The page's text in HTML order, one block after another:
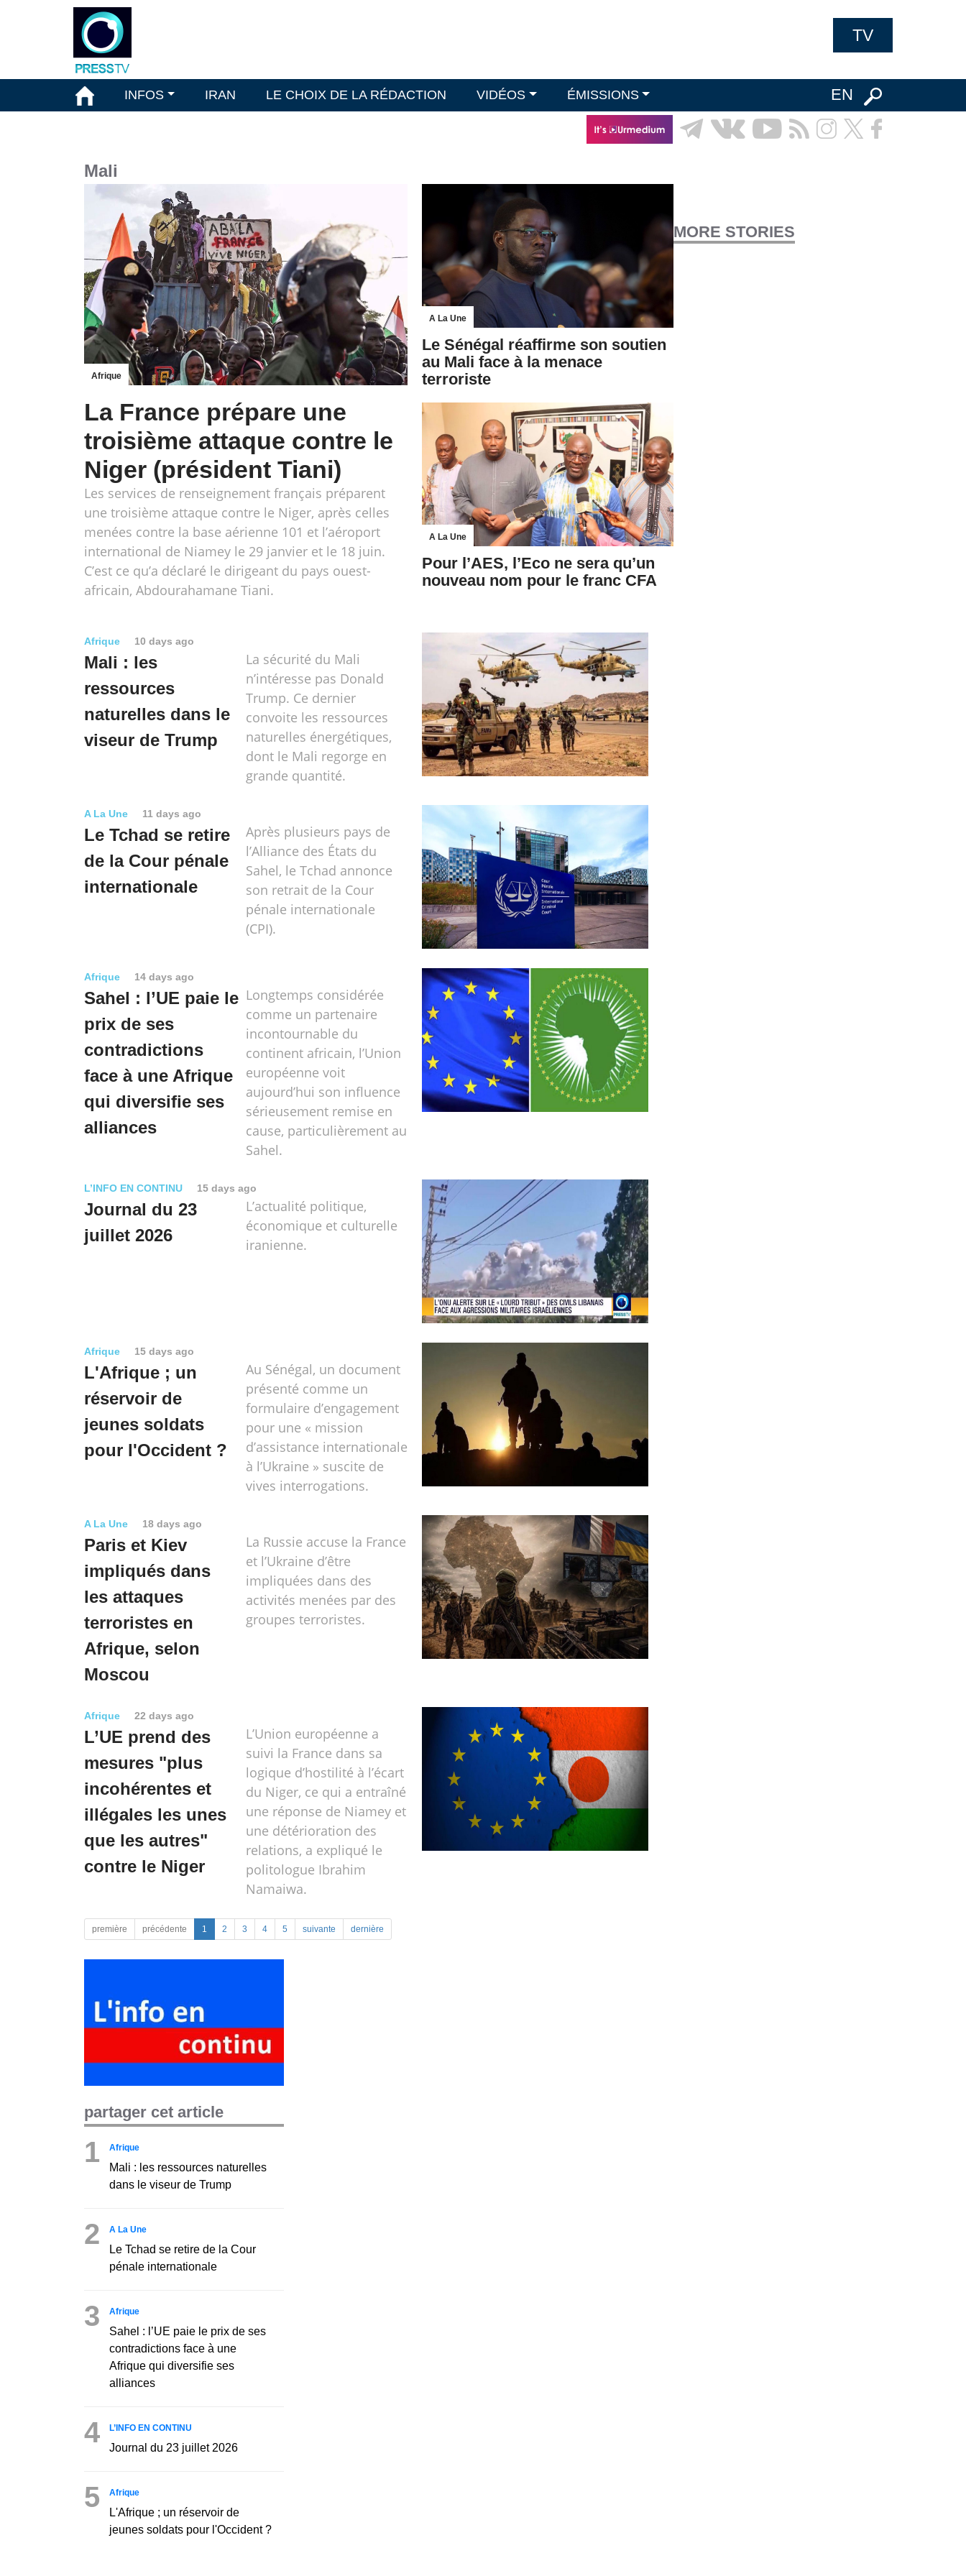
TV
INFOS IRAN LE CHOIX DE LA RÉDACTION VIDÉOS ÉMISSIONS EN
Mali
Afrique
La France prépare une
troisième attaque contre le
Niger (président Tiani)
Les services de renseignement français préparent
une troisième attaque contre le Niger, après celles
menées contre la base aérienne 101 et l’aéroport
international de Niamey le 29 janvier et le 18 juin.
C’est ce qu’a déclaré le dirigeant du pays ouest-
africain, Abdourahamane Tiani.
A La Une
Le Sénégal réaffirme son soutien
au Mali face à la menace
terroriste
A La Une
Pour l’AES, l’Eco ne sera qu’un
nouveau nom pour le franc CFA
MORE STORIES
Afrique 10 days ago
Mali : les
ressources
naturelles dans le
viseur de Trump
La sécurité du Mali
n’intéresse pas Donald
Trump. Ce dernier
convoite les ressources
naturelles énergétiques,
dont le Mali regorge en
grande quantité.
A La Une 11 days ago
Le Tchad se retire
de la Cour pénale
internationale
Après plusieurs pays de
l’Alliance des États du
Sahel, le Tchad annonce
son retrait de la Cour
pénale internationale
(CPI).
Afrique 14 days ago
Sahel : l’UE paie le
prix de ses
contradictions
face à une Afrique
qui diversifie ses
alliances
Longtemps considérée
comme un partenaire
incontournable du
continent africain, l’Union
européenne voit
aujourd’hui son influence
sérieusement remise en
cause, particulièrement au
Sahel.
L’INFO EN CONTINU 15 days ago
Journal du 23
juillet 2026
L’actualité politique,
économique et culturelle
iranienne.
Afrique 15 days ago
L'Afrique ; un
réservoir de
jeunes soldats
pour l'Occident ?
Au Sénégal, un document
présenté comme un
formulaire d’engagement
pour une « mission
d’assistance internationale
à l’Ukraine » suscite de
vives interrogations.
A La Une 18 days ago
Paris et Kiev
impliqués dans
les attaques
terroristes en
Afrique, selon
Moscou
La Russie accuse la France
et l’Ukraine d’être
impliquées dans des
activités menées par des
groupes terroristes.
Afrique 22 days ago
L’UE prend des
mesures "plus
incohérentes et
illégales les unes
que les autres"
contre le Niger
L’Union européenne a
suivi la France dans sa
logique d’hostilité à l’écart
du Niger, ce qui a entraîné
une réponse de Niamey et
une détérioration des
relations, a expliqué le
politologue Ibrahim
Namaiwa.
première précédente 1 2 3 4 5 suivante dernière
partager cet article
1 Afrique
Mali : les ressources naturelles
dans le viseur de Trump
2 A La Une
Le Tchad se retire de la Cour
pénale internationale
3 Afrique
Sahel : l’UE paie le prix de ses
contradictions face à une
Afrique qui diversifie ses
alliances
4 L’INFO EN CONTINU
Journal du 23 juillet 2026
5 Afrique
L'Afrique ; un réservoir de
jeunes soldats pour l'Occident ?